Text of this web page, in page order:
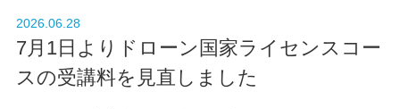
2026.06.28
7月1日よりドローン国家ライセンスコー
スの受講料を見直しました